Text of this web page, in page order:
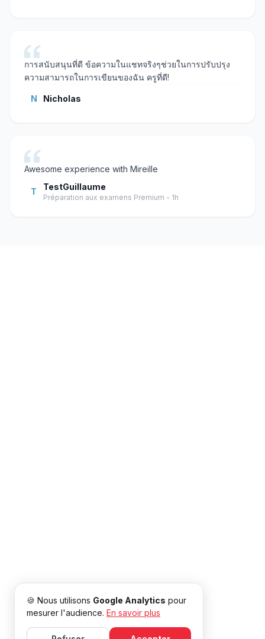
การสนับสนุนที่ดี ข้อความในแชทจริงๆช่วยในการปรับปรุง
ความสามารถในการเขียนของฉัน ครูที่ดี!
N Nicholas
Awesome experience with Mireille
T TestGuillaume
Préparation aux examens Premium - 1h
🍪 Nous utilisons Google Analytics pour
mesurer l'audience. En savoir plus